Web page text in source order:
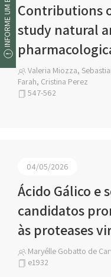
Contributions
study natural
Valeria Miozza,
Farah, Cristina Perez
547-562
04/05/2026
Ácido Gálico e
candidatos
às proteases
Maryélle Gobatto de
e1932
INFORME UM ERRO